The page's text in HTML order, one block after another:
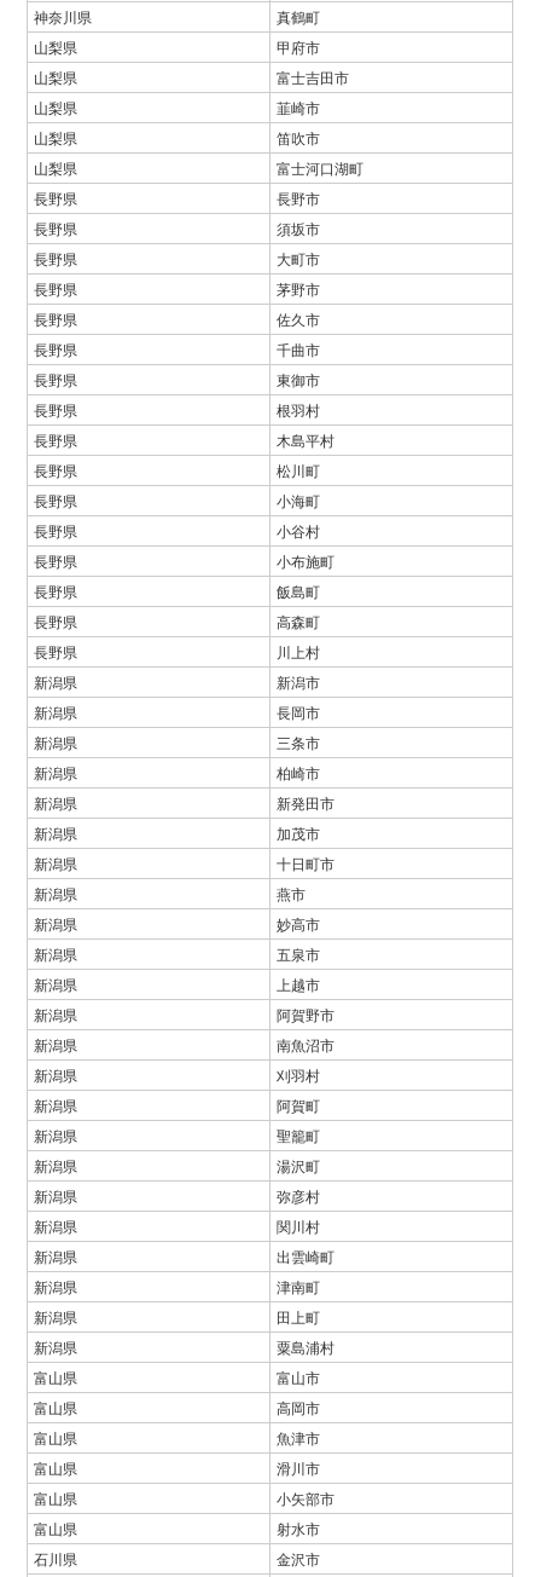
神奈川県
真鶴町
山梨県
甲府市
山梨県
富士吉田市
山梨県
韮崎市
山梨県
笛吹市
山梨県
富士河口湖町
長野県
長野市
長野県
須坂市
長野県
大町市
長野県
茅野市
長野県
佐久市
長野県
千曲市
長野県
東御市
長野県
根羽村
長野県
木島平村
長野県
松川町
長野県
小海町
長野県
小谷村
長野県
小布施町
長野県
飯島町
長野県
高森町
長野県
川上村
新潟県
新潟市
新潟県
長岡市
新潟県
三条市
新潟県
柏崎市
新潟県
新発田市
新潟県
加茂市
新潟県
十日町市
新潟県
燕市
新潟県
妙高市
新潟県
五泉市
新潟県
上越市
新潟県
阿賀野市
新潟県
南魚沼市
新潟県
刈羽村
新潟県
阿賀町
新潟県
聖籠町
新潟県
湯沢町
新潟県
弥彦村
新潟県
関川村
新潟県
出雲崎町
新潟県
津南町
新潟県
田上町
新潟県
粟島浦村
富山県
富山市
富山県
高岡市
富山県
魚津市
富山県
滑川市
富山県
小矢部市
富山県
射水市
石川県
金沢市